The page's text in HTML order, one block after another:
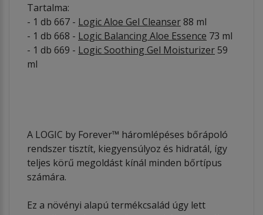
Tartalma:
- 1 db 667 - Logic Aloe Gel Cleanser88 ml
- 1 db 668 - Logic Balancing Aloe Essence 73 ml
- 1 db 669 - Logic Soothing Gel Moisturizer 59
ml
A LOGIC by Forever™ háromlépéses bőrápoló
rendszer tisztít, kiegyensúlyoz és hidratál, így
teljes körű megoldást kínál minden bőrtípus
számára.
Ez a növényi alapú termékcsalád úgy lett